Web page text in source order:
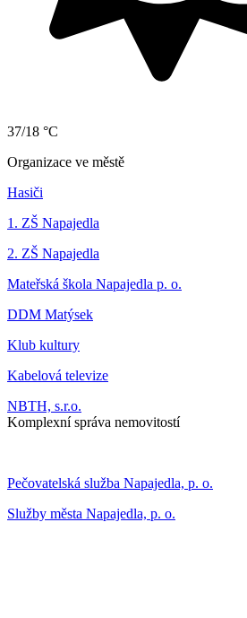
37/18 °C
Organizace ve městě
Hasiči
1. ZŠ Napajedla
2. ZŠ Napajedla
Mateřská škola Napajedla p. o.
DDM Matýsek
Klub kultury
Kabelová televize
NBTH, s.r.o.
Komplexní správa nemovitostí
Pečovatelská služba Napajedla, p. o.
Služby města Napajedla, p. o.